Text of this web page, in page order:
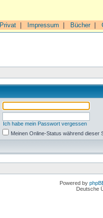
Privat Impressum Bücher|
Ich habe mein Passwort vergessen
Meinen Online-Status während dieser
Powered by
Deutsche